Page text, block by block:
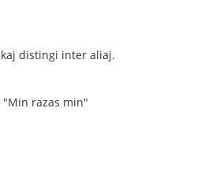
distingi inter aliaj.
"Min razas min"